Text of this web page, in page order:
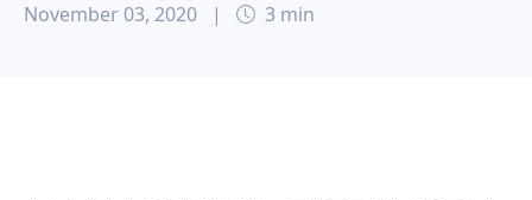
November 03, 2020 | 3 min